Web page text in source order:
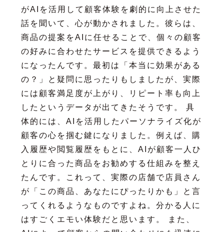
がAIを活用して顧客体験を劇的に向上させた
話を聞いて、心が動かされました。彼らは、
商品の提案をAIに任せることで、個々の顧客
の好みに合わせたサービスを提供できるよう
になったんです。最初は「本当に効果がある
の？」と疑問に思ったりもしましたが、実際
には顧客満足度が上がり、リピート率も向上
したというデータが出てきたそうです。 具
体的には、AIを活用したパーソナライズ化が
顧客の心を掴む鍵になりました。例えば、購
入履歴や閲覧履歴をもとに、AIが顧客一人ひ
とりに合った商品をお勧めする仕組みを整え
たんです。これって、実際の店舗で店員さん
が「この商品、あなたにぴったりかも」と言
ってくれるようなものですよね。分かる人に
はすごくエモい体験だと思います。 また、